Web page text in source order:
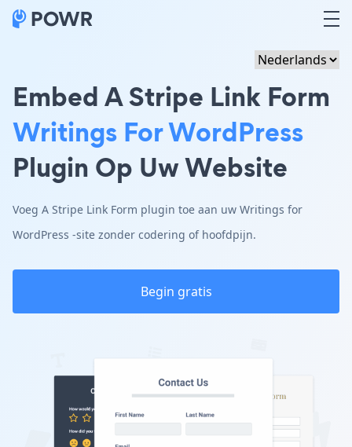
Embed A Stripe Link Form
Writings For WordPress
Plugin Op Uw Website
Voeg A Stripe Link Form plugin toe aan uw Writings for
WordPress -site zonder codering of hoofdpijn.
Begin gratis